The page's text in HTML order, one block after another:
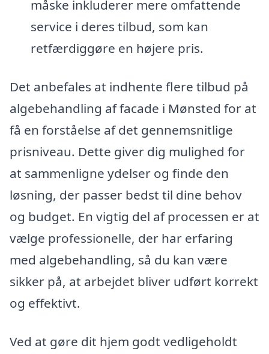
måske inkluderer mere omfattende
service i deres tilbud, som kan
retfærdiggøre en højere pris.
Det anbefales at indhente flere tilbud på
algebehandling af facade i Mønsted for at
få en forståelse af det gennemsnitlige
prisniveau. Dette giver dig mulighed for
at sammenligne ydelser og finde den
løsning, der passer bedst til dine behov
og budget. En vigtig del af processen er at
vælge professionelle, der har erfaring
med algebehandling, så du kan være
sikker på, at arbejdet bliver udført korrekt
og effektivt.
Ved at gøre dit hjem godt vedligeholdt